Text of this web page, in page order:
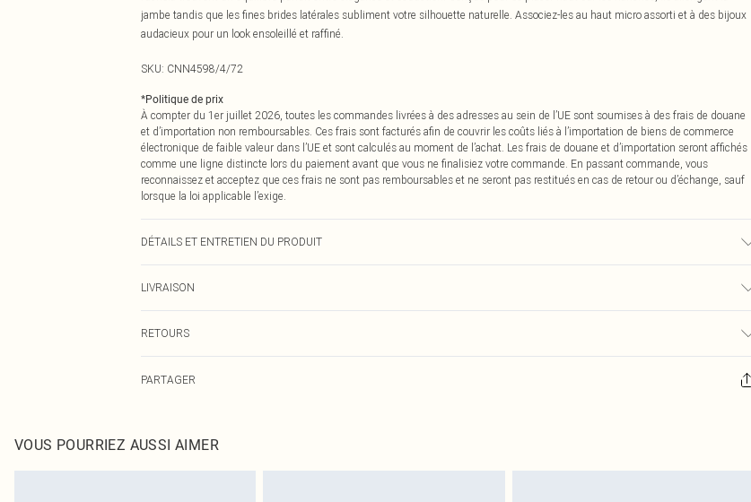
jambe tandis que les fines brides latérales subliment votre silhouette naturelle. Associez-les au haut micro assorti et à des bijoux
audacieux pour un look ensoleillé et raffiné.
SKU: CNN4598/4/72
*Politique de prix
À compter du 1er juillet 2026, toutes les commandes livrées à des adresses au sein de l’UE sont soumises à des frais de douane
et d’importation non remboursables. Ces frais sont facturés afin de couvrir les coûts liés à l’importation de biens de commerce
électronique de faible valeur dans l’UE et sont calculés au moment de l’achat. Les frais de douane et d’importation seront affichés
comme une ligne distincte lors du paiement avant que vous ne finalisiez votre commande. En passant commande, vous
reconnaissez et acceptez que ces frais ne sont pas remboursables et ne seront pas restitués en cas de retour ou d’échange, sauf
lorsque la loi applicable l’exige.
DÉTAILS ET ENTRETIEN DU PRODUIT
LIVRAISON
€9.99
RETOURS
Veuillez noter que nous ne pouvons pas rembourser les masques tendance, les cosmétiques, les bijoux pour piercings, les jouets
également être essayées en intérieur. Les articles pour la maison, y compris le linge de lit, les matelas, les surmatelas et les
PARTAGER
VOUS POURRIEZ AUSSI AIMER